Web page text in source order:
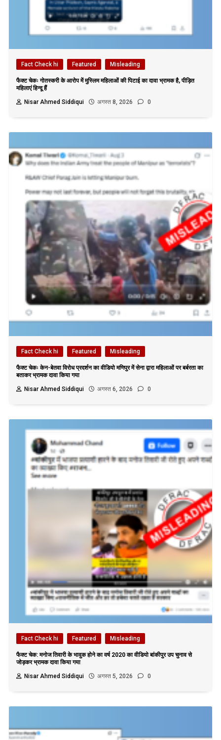
Fact Check hi Featured Misleading
फैक्ट चेकः गोतस्करी के आरोप में मुस्लिम महिलाओं की पिटाई का दावा भ्रामक है, पीड़ित
महिलाएं हिन्दू हैं
Nisar Ahmed Siddiqui
अगस्त 8, 2026 0
Fact Check hi Featured Misleading
फैक्ट चेकः केन-बेतवा विरोध प्रदर्शन का वीडियो मणिपुर में सेना द्वारा महिलाओं पर बर्बरता का
बताकर भ्रामक दावा किया गया
Nisar Ahmed Siddiqui
अगस्त 6, 2026 0
Fact Check hi Featured Misleading
फैक्ट चेक: मनोज तिवारी के भावुक होने का वर्ष 2020 का वीडियो बांकीपुर उप चुनाव से
जोड़कर भ्रामक दावा किया गया
Nisar Ahmed Siddiqui
अगस्त 5, 2026 0